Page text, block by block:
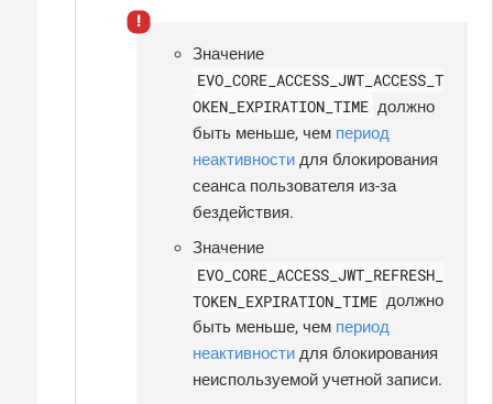
Значение
EVO_CORE_ACCESS_JWT_ACCESS_T
OKEN_EXPIRATION_TIME должно
быть меньше, чем период
неактивности для блокирования
сеанса пользователя из-за
бездействия.
Значение
EVO_CORE_ACCESS_JWT_REFRESH_
TOKEN_EXPIRATION_TIME должно
быть меньше, чем период
неактивности для блокирования
неиспользуемой учетной записи.